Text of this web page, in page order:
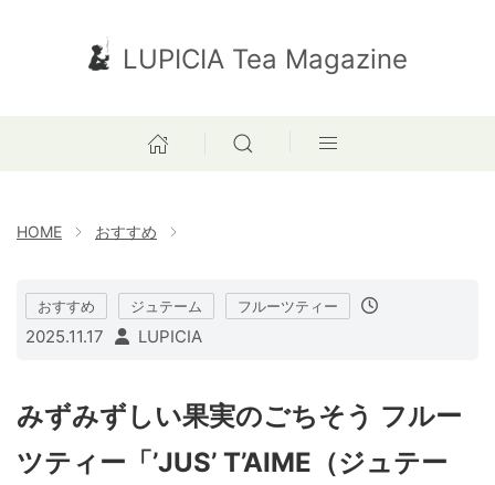
LUPICIA Tea Magazine
HOME おすすめ
おすすめ ジュテーム フルーツティー
2025.11.17 LUPICIA
みずみずしい果実のごちそう フルー
ツティー「’JUS’ T’AIME（ジュテー